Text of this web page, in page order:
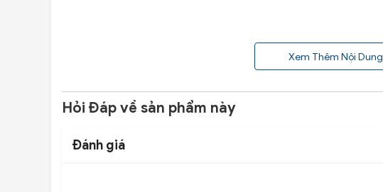
Xem Thêm Nội Dung
Hỏi Đáp về sản phẩm này
Đánh giá